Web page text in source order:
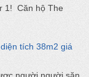
1! Căn hộ The
tích 38m2 giá